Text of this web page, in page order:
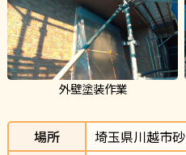
外壁塗装作業
場所
埼玉県川越市砂